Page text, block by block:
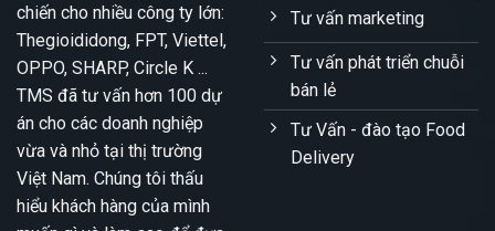
chiến cho nhiều công ty lớn:
Thegioididong, FPT, Viettel,
OPPO, SHARP, Circle K ...
TMS đã tư vấn hơn 100 dự
án cho các doanh nghiệp
vừa và nhỏ tại thị trường
Việt Nam. Chúng tôi thấu
hiểu khách hàng của mình
Tư vấn marketing
Tư vấn phát triển chuỗi
bán lẻ
Tư Vấn - đào tạo Food
Delivery